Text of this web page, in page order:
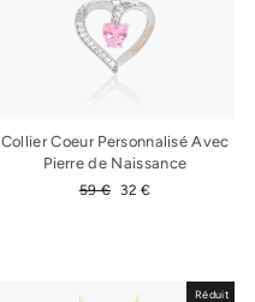
Collier Coeur Personnalisé Avec
Pierre de Naissance
Prix
59 €
Prix
32 €
Réduit